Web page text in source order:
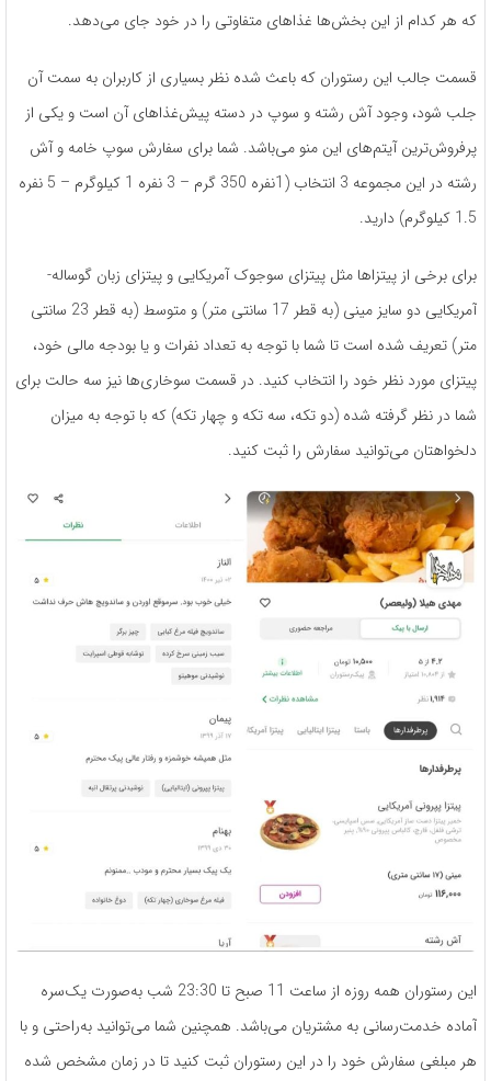
که هر کدام از این بخش‌ها غذاهای متفاوتی را در خود جای می‌دهد.
قسمت جالب این رستوران که باعث ‌شده نظر بسیاری از کاربران به سمت آن
جلب شود، وجود آش رشته و سوپ در دسته­ پیش‌­غذاهای آن است و یکی از
پرفروش‌­ترین آیتم­‌های این منو می‌­باشد. شما برای سفارش سوپ خامه و آش
رشته­ در این مجموعه 3 انتخاب (1نفره 350 گرم – 3 نفره 1 کیلوگرم – 5 نفره
1.5 کیلوگرم) دارید.
برای برخی از پیتزاها مثل پیتزای سوجوک آمریکایی و پیتزای زبان گوساله­
آمریکایی دو سایز مینی (به قطر 17 سانتی متر) و متوسط (به قطر 23 سانتی
متر) تعریف شده ­است تا شما با توجه به تعداد نفرات و یا بودجه مالی خود،
پیتزای مورد نظر خود را انتخاب کنید. در قسمت سوخاری‌­ها نیز سه حالت برای
شما در نظر گرفته ­شده (دو تکه، سه تکه و چهار تکه) که با توجه به میزان
دلخواهتان می‌­توانید سفارش را ثبت کنید.
این رستوران همه روزه از ساعت 11 صبح تا 23:30 شب به‌صورت یک­‌سره
آماده­ خدمت­‌رسانی به مشتریان می‌­باشد. همچنین شما می‌­توانید به‌راحتی و با
هر مبلغی سفارش خود را در این رستوران ثبت کنید تا در زمان مشخص ­شده